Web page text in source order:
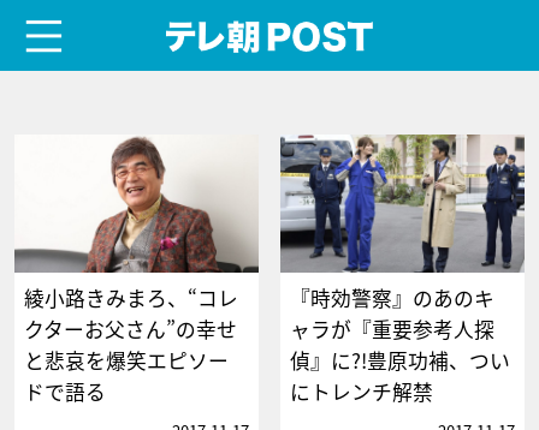
綾小路きみまろ、“コレ
クターお父さん”の幸せ
と悲哀を爆笑エピソー
ドで語る
『時効警察』のあのキ
ャラが『重要参考人探
偵』に?!豊原功補、つい
にトレンチ解禁